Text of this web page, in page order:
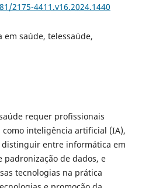
2175-4411.v16.2024.1440
em saúde, telessaúde,
requer profissionais
inteligência artificial (IA),
distinguir entre informática em
padronização de dados, e
tecnologias na prática